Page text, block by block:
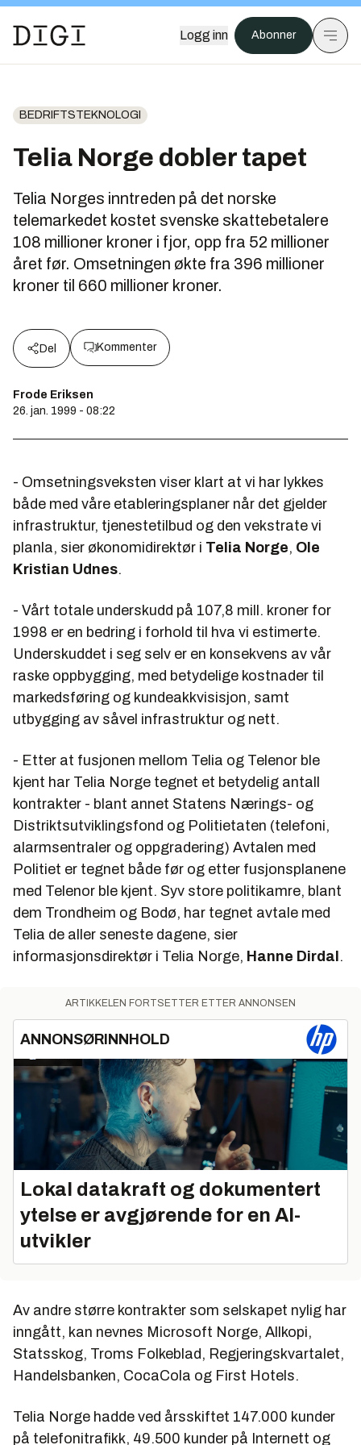
Logg inn Abonner
BEDRIFTSTEKNOLOGI
Telia Norge dobler tapet
Telia Norges inntreden på det norske
telemarkedet kostet svenske skattebetalere
108 millioner kroner i fjor, opp fra 52 millioner
året før. Omsetningen økte fra 396 millioner
kroner til 660 millioner kroner.
Del Kommenter
Frode Eriksen
26. jan. 1999 - 08:22
- Omsetningsveksten viser klart at vi har lykkes
både med våre etableringsplaner når det gjelder
infrastruktur, tjenestetilbud og den vekstrate vi
planla, sier økonomidirektør i Telia Norge, Ole
Kristian Udnes.
- Vårt totale underskudd på 107,8 mill. kroner for
1998 er en bedring i forhold til hva vi estimerte.
Underskuddet i seg selv er en konsekvens av vår
raske oppbygging, med betydelige kostnader til
markedsføring og kundeakkvisisjon, samt
utbygging av såvel infrastruktur og nett.
- Etter at fusjonen mellom Telia og Telenor ble
kjent har Telia Norge tegnet et betydelig antall
kontrakter - blant annet Statens Nærings- og
Distriktsutviklingsfond og Politietaten (telefoni,
alarmsentraler og oppgradering) Avtalen med
Politiet er tegnet både før og etter fusjonsplanene
med Telenor ble kjent. Syv store politikamre, blant
dem Trondheim og Bodø, har tegnet avtale med
Telia de aller seneste dagene, sier
informasjonsdirektør i Telia Norge, Hanne Dirdal .
ARTIKKELEN FORTSETTER ETTER ANNONSEN
ANNONSØRINNHOLD
Lokal datakraft og dokumentert
ytelse er avgjørende for en AI-
utvikler
Av andre større kontrakter som selskapet nylig har
inngått, kan nevnes Microsoft Norge, Allkopi,
Statsskog, Troms Folkeblad, Regjeringskvartalet,
Handelsbanken, CocaCola og First Hotels.
Telia Norge hadde ved årsskiftet 147.000 kunder
på telefonitrafikk, 49.500 kunder på Internett og